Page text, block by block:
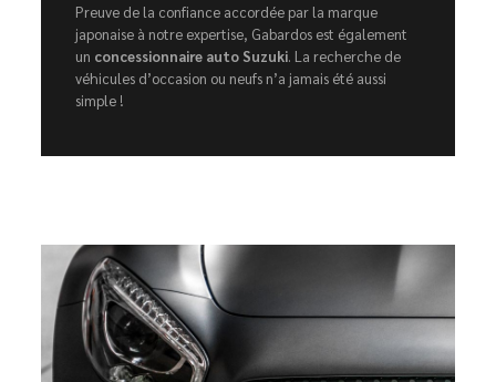
Preuve de la confiance accordée par la marque
japonaise à notre expertise, Gabardos est également
un concessionnaire auto Suzuki. La recherche de
véhicules d’occasion ou neufs n’a jamais été aussi
simple !